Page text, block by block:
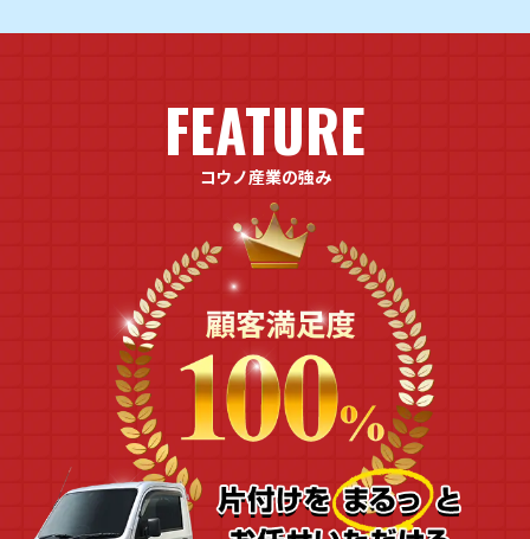
FEATURE
コウノ産業の強み